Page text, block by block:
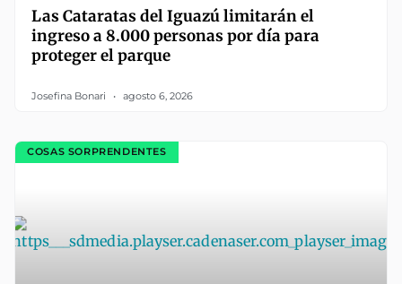
Las Cataratas del Iguazú limitarán el
ingreso a 8.000 personas por día para
proteger el parque
Josefina Bonari agosto 6, 2026
COSAS SORPRENDENTES